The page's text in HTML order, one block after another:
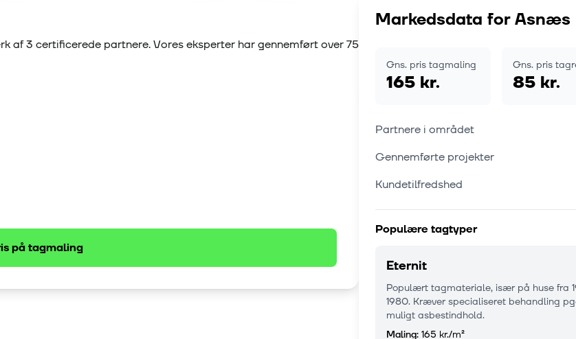
af3 certificerede partnere. Vores eksperter har gennemført over75
påtagmaling
Markedsdata forAsnæs
Gns. pris tagmaling
165 kr.
Gns. pris
85 kr.
Partnere i området
Gennemførte projekter
Kundetilfredshed
Populære tagtyper
Eternit
Populært tagmateriale, især på huse fra
1980. Kræver specialiseret behandling
muligt asbestindhold.
Maling: 165 kr./m²